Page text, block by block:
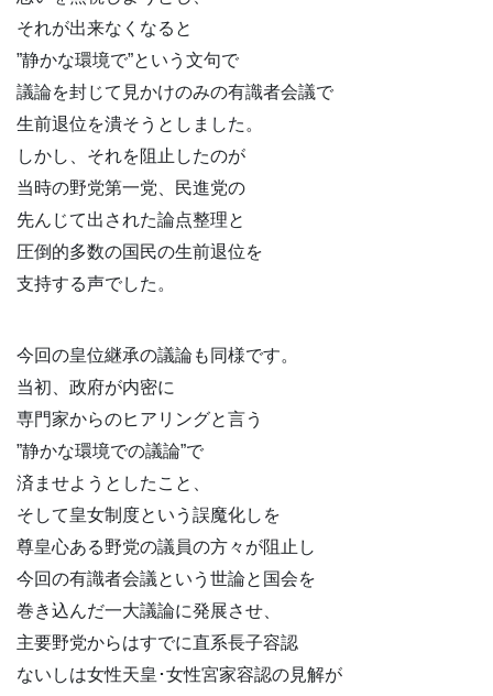
それが出来なくなると
”静かな環境で”という文句で
議論を封じて見かけのみの有識者会議で
生前退位を潰そうとしました。
しかし、それを阻止したのが
当時の野党第一党、民進党の
先んじて出された論点整理と
圧倒的多数の国民の生前退位を
支持する声でした。
今回の皇位継承の議論も同様です。
当初、政府が内密に
専門家からのヒアリングと言う
”静かな環境での議論”で
済ませようとしたこと、
そして皇女制度という誤魔化しを
尊皇心ある野党の議員の方々が阻止し
今回の有識者会議という世論と国会を
巻き込んだ一大議論に発展させ、
主要野党からはすでに直系長子容認
ないしは女性天皇･女性宮家容認の見解が